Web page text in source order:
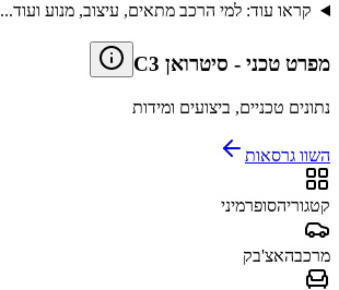
קראו עוד: למי הרכב מתאים, עיצוב, מנוע ועוד...
מפרט טכני - סיטרואן C3
נתונים טכניים, ביצועים ומידות
השוו גרסאות
קטגוריהסופרמיני
מרכבהאצ'בק